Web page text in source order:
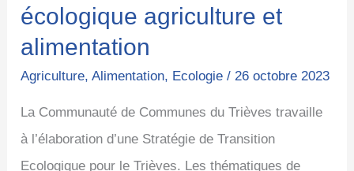
écologique agriculture et
alimentation
Agriculture,Alimentation, Ecologie /26 octobre 2023
La Communauté de Communes du Trièves travaille
à l’élaboration d’une Stratégie de Transition
Ecologique pour le Trièves. Les thématiques de